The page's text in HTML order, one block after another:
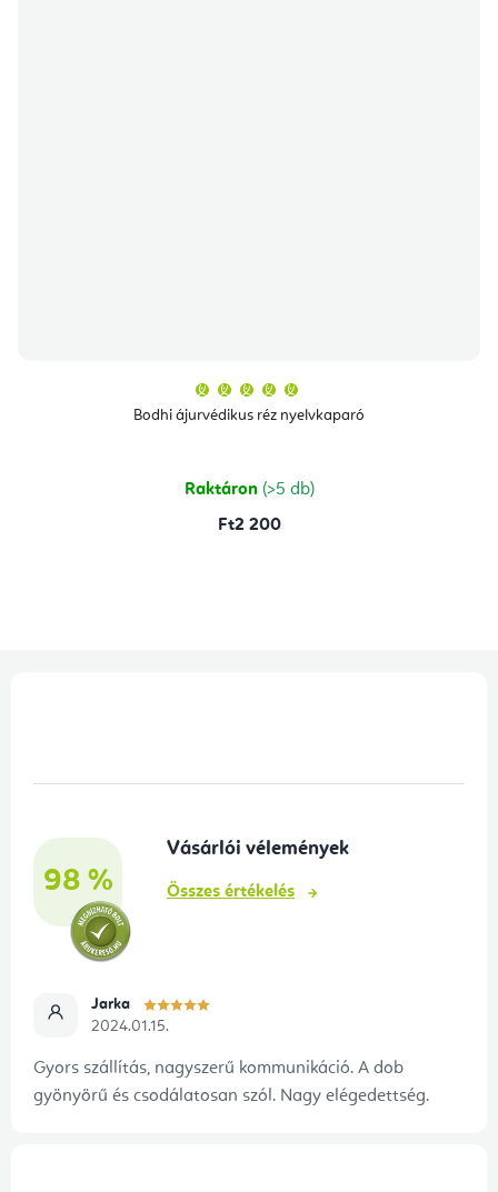
Bodhi ájurvédikus réz nyelvkaparó
átlagos
értékelése
csillag.
Raktáron (>5 db)
Ft2 200
98 %
Vásárlói vélemények
Összes értékelés
Jarka
2024.01.15.
Gyors szállítás, nagyszerű kommunikáció. A dob
gyönyörű és csodálatosan szól. Nagy elégedettség.